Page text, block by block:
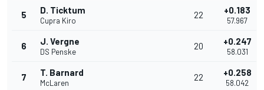
5 D. Ticktum
Cupra Kiro
22 +0.183
57.967
6 J. Vergne
DS Penske
20 +0.247
58.031
7 T. Barnard
McLaren
22 +0.258
58.042